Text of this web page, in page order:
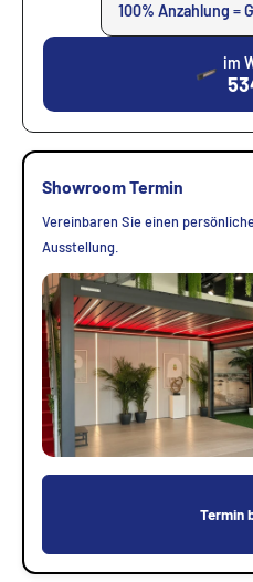
100% Anzahlung =
im
Showroom Termin
Vereinbaren Sie einen
Ausstellung.
Termin